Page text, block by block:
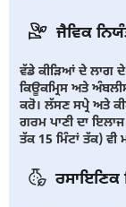
ਜੈਵਿਕ
ਵੱਡੇ ਕੀੜਿਆਂ ਦੇ ਲਾਗ
ਕਿਊਕਮ੍ਰਿਸ ਅਤੇ
ਕਰੋ। ਲੱਸਣ ਸਪ੍ਰੇ ਅਤੇ
ਗਰਮ ਪਾਣੀ ਦਾ
ਤੱਕ 15 ਮਿੰਟਾਂ ਤੱਕ)